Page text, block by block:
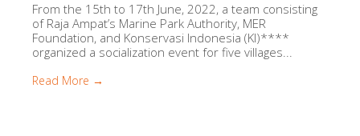
From the 15th to 17th June, 2022, a team consisting
of Raja Ampat’s Marine Park Authority, MER
Foundation, and Konservasi Indonesia (KI)****
organized a socialization event for five villages...
Read More →